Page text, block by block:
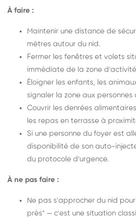
À faire :
Maintenir une distance de
mètres autour du nid.
Fermer les fenêtres et volets
immédiate de la zone
Éloigner les enfants, les
signaler la zone aux personnes
Couvrir les denrées
les repas en terrasse à
Si une personne du foyer est
disponibilité de son auto-
du protocole d'urgence.
À ne pas faire :
Ne pas s'approcher du nid
près" — c'est une situation